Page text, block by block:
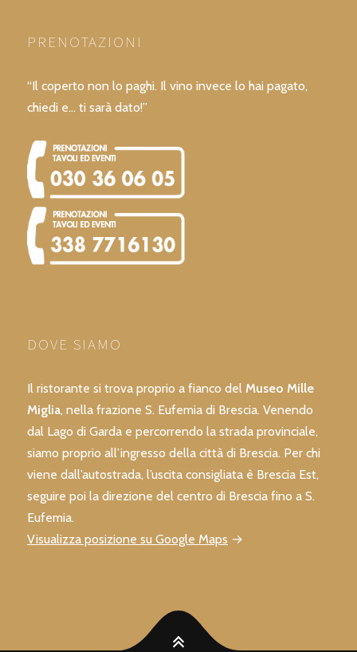
PRENOTAZIONI
“Il coperto non lo paghi. Il vino invece lo hai pagato,
chiedi e… ti sarà dato!”
DOVE SIAMO
Il ristorante si trova proprio a fianco del Museo Mille
Miglia, nella frazione S. Eufemia di Brescia. Venendo
dal Lago di Garda e percorrendo la strada provinciale,
siamo proprio all’ingresso della città di Brescia. Per chi
viene dall’autostrada, l’uscita consigliata è Brescia Est,
seguire poi la direzione del centro di Brescia fino a S.
Eufemia.
Visualizza posizione su Google Maps →